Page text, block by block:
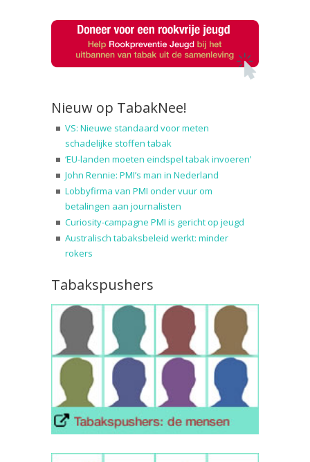
Nieuw op TabakNee!
VS: Nieuwe standaard voor meten
schadelijke stoffen tabak
‘EU-landen moeten eindspel tabak invoeren’
John Rennie: PMI’s man in Nederland
Lobbyfirma van PMI onder vuur om
betalingen aan journalisten
Curiosity-campagne PMI is gericht op jeugd
Australisch tabaksbeleid werkt: minder
rokers
Tabakspushers